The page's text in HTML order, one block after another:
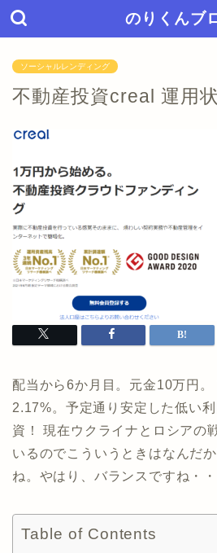
のりくんブ
ソーシャルレンディング
不動産投資creal 運用
配当から6か月目。元金10万円。
2.17%。予定通り安定した低い
資！ 現在ウクライナとロシアの
いるのでこういうときはなんだ
ね。やはり、バランスですね・・
Table of Contents